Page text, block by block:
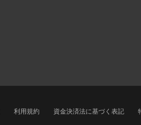
利用規約 資金決済法に基づく表記